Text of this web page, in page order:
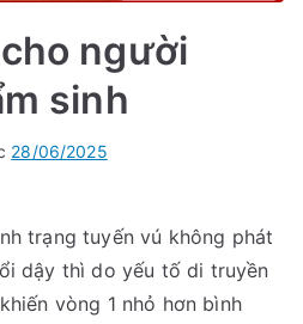
người
sinh
28/06/2025
trạng tuyến vú không phát
dậy thì do yếu tố di truyền
vòng 1 nhỏ hơn bình